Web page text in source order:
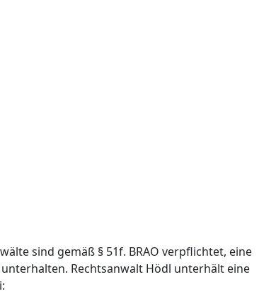
sind gemäß § 51f. BRAO verpflichtet, eine
Rechtsanwalt Hödl unterhält eine